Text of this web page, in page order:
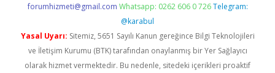
forumhizmeti@gmail.com Whatsapp: 0262 606 0 726 Telegram:
@karabul
Yasal Uyarı: Sitemiz, 5651 Sayılı Kanun gereğince Bilgi Teknolojileri
ve İletişim Kurumu (BTK) tarafından onaylanmış bir Yer Sağlayıcı
olarak hizmet vermektedir. Bu nedenle, sitedeki içerikleri proaktif